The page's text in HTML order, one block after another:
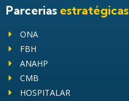
Parcerias estratégicas
ONA
FBH
ANAHP
CMB
HOSPITALAR